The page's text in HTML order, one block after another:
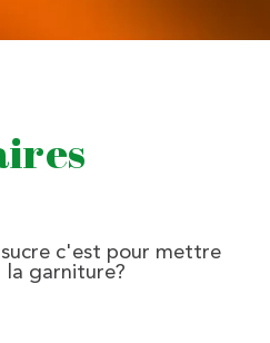
c'est pour mettre
la garniture?